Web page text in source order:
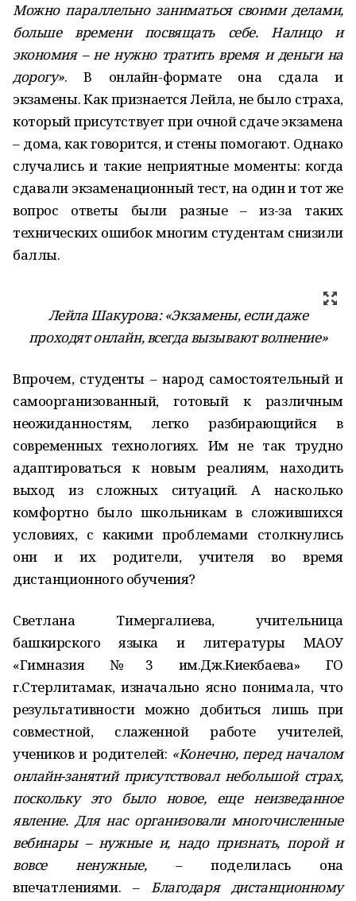
Можно параллельно заниматься своими делами,
больше времени посвящать себе. Налицо и
экономия – не нужно тратить время и деньги на
дорогу». В онлайн-формате она сдала и
экзамены. Как признается Лейла, не было страха,
который присутствует при очной сдаче экзамена
– дома, как говорится, и стены помогают. Однако
случались и такие неприятные моменты: когда
сдавали экзаменационный тест, на один и тот же
вопрос ответы были разные – из-за таких
технических ошибок многим студентам снизили
баллы.
Лейла Шакурова: «Экзамены, если даже
проходят онлайн, всегда вызывают волнение»
Впрочем, студенты – народ самостоятельный и
самоорганизованный, готовый к различным
неожиданностям, легко разбирающийся в
современных технологиях. Им не так трудно
адаптироваться к новым реалиям, находить
выход из сложных ситуаций. А насколько
комфортно было школьникам в сложившихся
условиях, с какими проблемами столкнулись
они и их родители, учителя во время
дистанционного обучения?
Светлана Тимергалиева, учительница
башкирского языка и литературы МАОУ
«Гимназия №3 им.Дж.Киекбаева» ГО
г.Стерлитамак, изначально ясно понимала, что
результативности можно добиться лишь при
совместной, слаженной работе учителей,
учеников и родителей: «Конечно, перед началом
онлайн-занятий присутствовал небольшой страх,
поскольку это было новое, еще неизведанное
явление. Для нас организовали многочисленные
вебинары – нужные и, надо признать, порой и
вовсе ненужные, – поделилась она
впечатлениями. –Благодаря дистанционному